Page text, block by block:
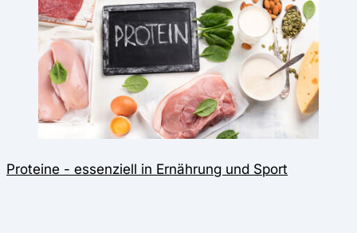
Proteine - essenziell in Ernährung und Sport